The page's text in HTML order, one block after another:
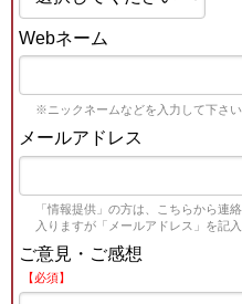
Webネーム
※ニックネームなどを入力して下さい
メールアドレス
「情報提供」の方は、こちらから連
入りますが「メールアドレス」を記
ご意見・ご感想
【必須】